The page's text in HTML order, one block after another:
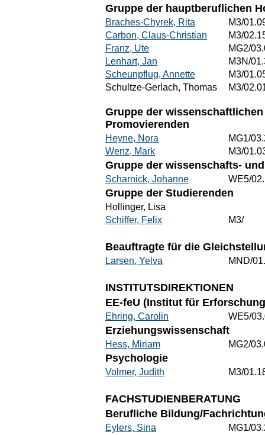
Gruppe der hauptberuflichen
Braches-Chyrek, Rita
M3/
Carbon, Claus-Christian
M3/
Franz, Ute
MG2/
Lenhart, Jan
M3N/
Scheunpflug, Annette
M3/
Schultze-Gerlach, Thomas
M3/
Gruppe der
Promovierenden
Heyne, Nora
MG1/
Wenz, Mark
M3/
Gruppe der wissenschafts-
Scharnick, Johanne WE5/
Gruppe der Studierenden
Hollinger, Lisa
Schiffer, Felix
M3/
Beauftragte für die
Larsen, Yelva MND/
INSTITUTSDIREKTIONEN
EE-feU (Institut für
Ehring, Carolin WE5/
Erziehungswissenschaft
Hess, Miriam MG2/
Psychologie
Volmer, Judith M3/
FACHSTUDIENBERATUNG
Berufliche Bildung/
Eylers, Sina MG1/